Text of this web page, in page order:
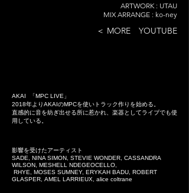
​＜ MORE YOUTUBE
ARTWORK : UTAU
MIX ARRANGE : ko-ney
AKAI 「MPC LIVE」
2018年よりAKAIのMPCを使いトラック作りを始める。
直感的に音を紡ぎ出せる所に惹かれ、楽器としてライブでも使
用している。
影響を受けたアーティスト
SADE, NINA SIMON, STEVIE WONDER, CASSANDRA
WILSON, MESHELL NDEGEOCELLO,
RHYE, MOSES SUMNEY, ERYKAH BADU, ROBERT
GLASPER, AMEL LARRIEUX, alice coltrane